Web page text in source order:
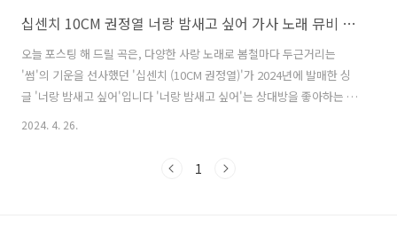
십센치 10CM 권정열 너랑 밤새고 싶어 가사 노래 뮤비 곡정보
오늘 포스팅 해 드릴 곡은, 다양한 사랑 노래로 봄철마다 두근거리는
'썸'의 기운을 선사했던 '십센치 (10CM 권정열)'가 2024년에 발매한 싱
글 '너랑 밤새고 싶어'입니다 '너랑 밤새고 싶어'는 상대방을 좋아하는 마
음을 담백하게 풀어낸 곡으로, '십센치 (10CM 권정열)', '이요한'이 작사
는 사람과 함께하고 싶은 마음을 담은 솔직하게 담은 가사, 거기에 어우
2024. 4. 26.
1